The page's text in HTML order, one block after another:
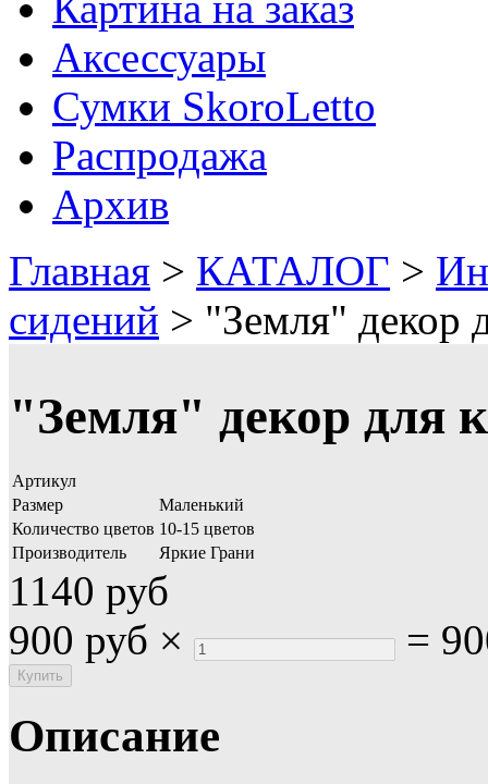
Аксессуары
Сумки SkoroLetto
Распродажа
Архив
Главная > КАТАЛОГ >
сидений > "Земля" декор
"Земля" декор для
Артикул
Размер
Маленький
Количество цветов 10-15 цветов
Производитель
Яркие Грани
1140 руб
900 руб × =
Описание